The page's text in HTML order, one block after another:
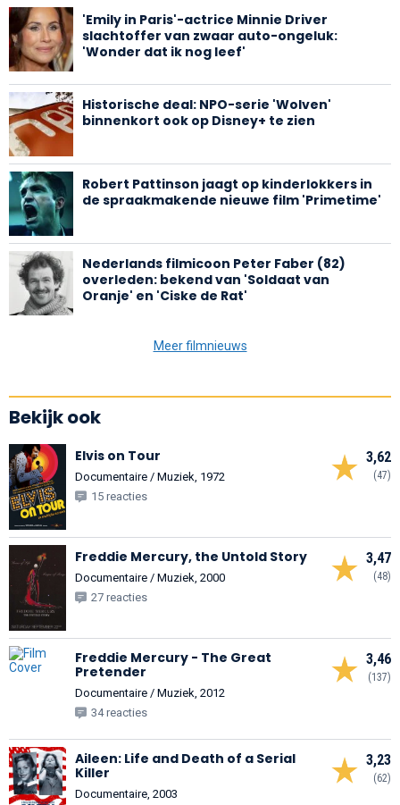
'Emily in Paris'-actrice Minnie Driver
slachtoffer van zwaar auto-ongeluk:
'Wonder dat ik nog leef'
Historische deal: NPO-serie 'Wolven'
binnenkort ook op Disney+ te zien
Robert Pattinson jaagt op kinderlokkers in
de spraakmakende nieuwe film 'Primetime'
Nederlands filmicoon Peter Faber (82)
overleden: bekend van 'Soldaat van
Oranje' en 'Ciske de Rat'
Meer filmnieuws
Bekijk ook
3,62
(47)
Elvis on Tour
Documentaire / Muziek, 1972
15 reacties
3,47
(48)
Freddie Mercury, the Untold Story
Documentaire / Muziek, 2000
27 reacties
3,46
(137)
Freddie Mercury - The Great
Pretender
Documentaire / Muziek, 2012
34 reacties
3,23
(62)
Aileen: Life and Death of a Serial
Killer
Documentaire, 2003